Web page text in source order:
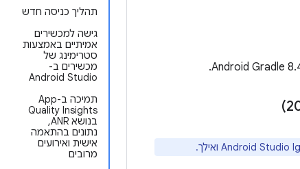
תהליך כניסה חדש
גישה למכשירים
אמיתיים באמצעות
סטרימינג של
מכשירים ב-
Android Studio
תמיכה ב-App
Quality Insights
בנושא ANR,
נתונים בהתאמה
אישית ואירועים
מרובים